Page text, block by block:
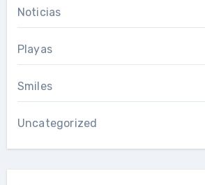
Noticias
Playas
Smiles
Uncategorized